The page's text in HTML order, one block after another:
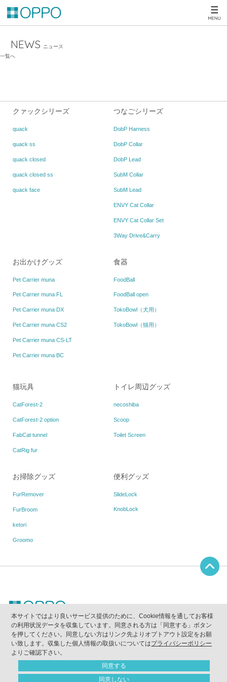
NEWS
ニュース
一覧へ
本サイトではより良いサービス提供のために、Cookie情報を通してお客様
の利用状況データを収集しています。同意される方は「同意する」ボタン
を押してください。同意しない方はリンク先よりオプトアウト設定をお願
い致します。収集した個人情報の取扱いについてはプライバシーポリシー
よりご確認下さい。
同意する
同意しない
クァックシリーズ
quack
quack ss
quack closed
quack closed ss
quack face
つなごシリーズ
DobP Harness
DobP Collar
DobP Lead
SubM Collar
SubM Lead
ENVY Cat Collar
ENVY Cat Collar Set
3Way Drive&Carry
お出かけグッズ
Pet Carrier muna
Pet Carrier muna FL
Pet Carrier muna DX
Pet Carrier muna CS2
Pet Carrier muna CS-LT
Pet Carrier muna BC
食器
FoodBall
FoodBall open
TokoBowl（犬用）
TokoBowl（猫用）
猫玩具
CatForest-2
CatForest-2 option
FabCat tunnel
CatRig fur
トイレ周辺グッズ
necoshiba
Scoop
Toilet Screen
お掃除グッズ
FurRemover
FurBroom
ketori
Groomo
便利グッズ
SlideLock
KnobLock
当ウェブサイトに掲載されている写真、画像、テキスト等の無断使用及び複写を禁止しま
す。
｢OPPO｣は(株)テラモトが所有する登録商標です。
｢quack｣｢クァック｣は(株)テラモトが所有する登録商標です。
Copyright（C）2011-2026 OPPO All Rights Reserved